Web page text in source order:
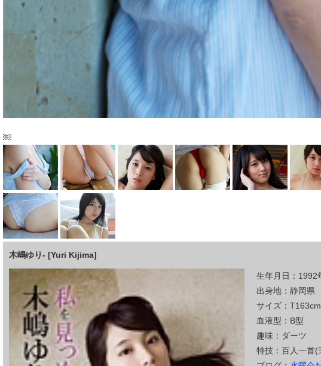
￼
木嶋ゆり- [Yuri Kijima]
生年月日：1992
出身地：静岡県
サイズ：
血液型：B型
趣味：ダーツ
特技：百人一首(